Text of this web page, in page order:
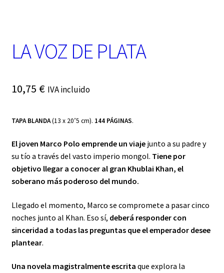
LA VOZ DE PLATA
10,75 € IVA incluido
TAPA BLANDA(13 x 20’5 cm). 144 PÁGINAS.
El joven Marco Polo emprende un viajejunto a su padre y
su tío a través del vasto imperio mongol. Tiene por
objetivo llegar a conocer al gran Khublai Khan, el
soberano más poderoso del mundo.
Llegado el momento, Marco se compromete a pasar cinco
noches junto al Khan. Eso sí, deberá responder con
sinceridad a todas las preguntas que el emperador desee
plantear.
Una novela magistralmente escrita que explora la